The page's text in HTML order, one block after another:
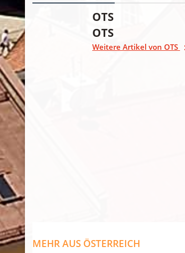
OTS
OTS
Weitere Artikel von OTS